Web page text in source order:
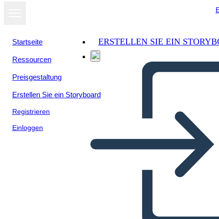
Startseite
Ressourcen
Preisgestaltung
Erstellen Sie ein Storyboard
Registrieren
Einloggen
ERSTELLEN SIE EIN